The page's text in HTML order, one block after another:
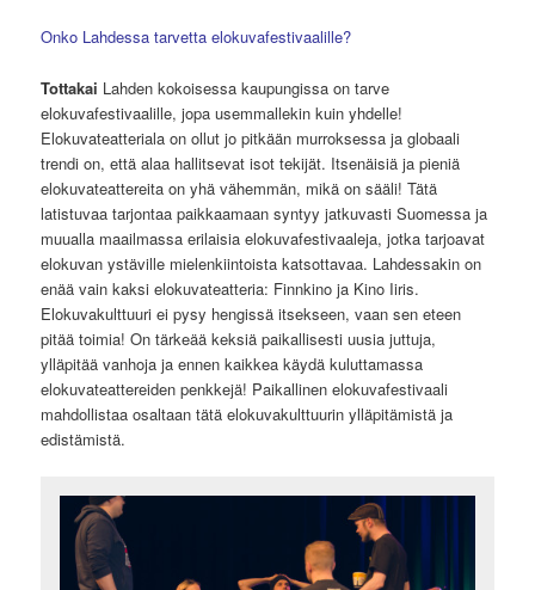
Onko Lahdessa tarvetta elokuvafestivaalille?
Tottakai Lahden kokoisessa kaupungissa on tarve
elokuvafestivaalille, jopa usemmallekin kuin yhdelle!
Elokuvateatteriala on ollut jo pitkään murroksessa ja globaali
trendi on, että alaa hallitsevat isot tekijät. Itsenäisiä ja pieniä
elokuvateattereita on yhä vähemmän, mikä on sääli! Tätä
latistuvaa tarjontaa paikkaamaan syntyy jatkuvasti Suomessa ja
muualla maailmassa erilaisia elokuvafestivaaleja, jotka tarjoavat
elokuvan ystäville mielenkiintoista katsottavaa. Lahdessakin on
enää vain kaksi elokuvateatteria: Finnkino ja Kino Iiris.
Elokuvakulttuuri ei pysy hengissä itsekseen, vaan sen eteen
pitää toimia! On tärkeää keksiä paikallisesti uusia juttuja,
ylläpitää vanhoja ja ennen kaikkea käydä kuluttamassa
elokuvateattereiden penkkejä! Paikallinen elokuvafestivaali
mahdollistaa osaltaan tätä elokuvakulttuurin ylläpitämistä ja
edistämistä.